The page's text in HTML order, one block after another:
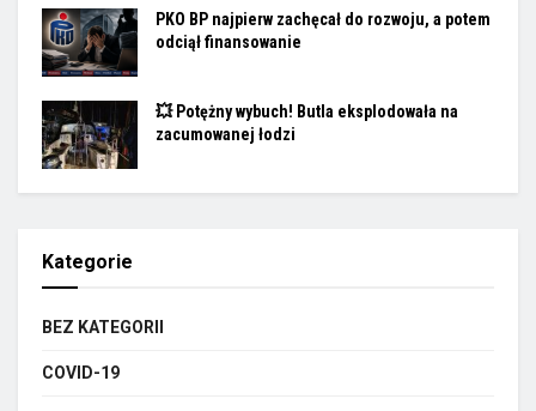
PKO BP najpierw zachęcał do rozwoju, a potem
odciął finansowanie
💥 Potężny wybuch! Butla eksplodowała na
zacumowanej łodzi
Kategorie
BEZ KATEGORII
COVID-19